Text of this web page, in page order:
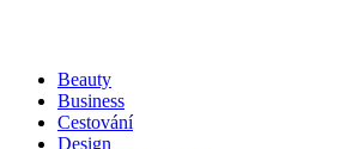
Beauty
Business
Cestování
Design